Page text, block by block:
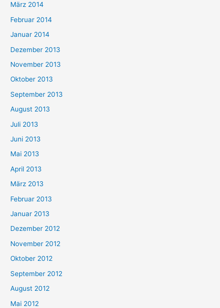
März 2014
Februar 2014
Januar 2014
Dezember 2013
November 2013
Oktober 2013
September 2013
August 2013
Juli 2013
Juni 2013
Mai 2013
April 2013
März 2013
Februar 2013
Januar 2013
Dezember 2012
November 2012
Oktober 2012
September 2012
August 2012
Mai 2012